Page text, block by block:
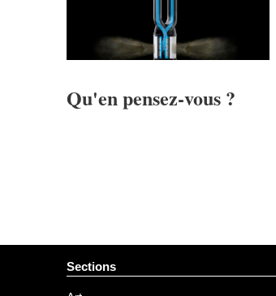
Qu'en pensez-vous ?
Sections